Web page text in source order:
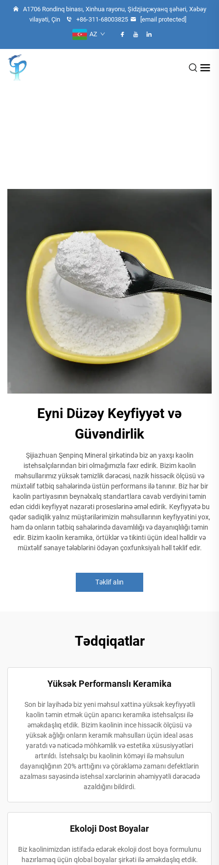
A1706 Rondinq binası, Xinhua rayonu, Şidzjiaçжуанq şəhəri, Xəbəy
vilayəti, Çin
+86-311-68003825
[email protected]
AZ
Eyni Düzəy Keyfiyyət və
Güvəndirlik
Şijiazhuan Şenpinq Mineral şirkətində biz ən yaxşı kaolin
istehsalçılarından biri olmağımızla fəxr edirik. Bizim kaolin
məhsullarımız yüksək təmizlik dərəcəsi, nazik hissəcik ölçüsü və
müxtəlif tətbiq sahələrində üstün performans ilə tanınır. Biz hər bir
kaolin partiyasının beynəlxalq standartlara cavab verdiyini təmin
edən ciddi keyfiyyət nəzarəti proseslərinə əməl edirik. Keyfiyyətə bu
qədər sadiqlik yalnız müştərilərimizin məhsullarının keyfiyyətini yox,
həm də onların tətbiq sahələrində davamlılığı və dayanıqlılığı təmin
edir. Bizim kaolin keramika, örtüklər və tikinti üçün ideal həlldir və
müxtəlif sənaye tələblərini ödəyən çoxfunksiyalı həll təklif edir.
Təklif alın
Tədqiqatlar
Yüksək Performanslı Keramika
Son bir layihədə biz yeni məhsul xəttinə yüksək keyfiyyətli
kaolin təmin etmək üçün aparıcı keramika istehsalçısı ilə
əməkdaşlıq etdik. Bizim kaolinin ince hissəcik ölçüsü və
yüksək ağlığı onların keramik məhsulları üçün ideal əsas
yaratdı və nəticədə möhkəmlik və estetika xüsusiyyətləri
artırıldı. İstehsalçı bu kaolinin köməyi ilə məhsulun
dayanıqlığının 20% arttığını və çörəkləmə zamanı defektlərin
azalması sayəsində istehsal xərclərinin əhəmiyyətli dərəcədə
azaldığını bildirdi.
Ekoloji Dost Boyalar
Biz kaolinimizdən istifadə edərək ekoloji dost boya formulunu
hazırlamaq üçün qlobal boyalar şirkəti ilə əməkdaşlıq etdik.